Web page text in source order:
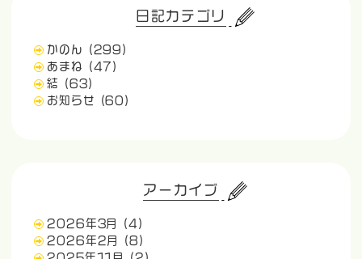
日記カテゴリ
かのん
(299)
あまね
(47)
結
(63)
お知らせ
(60)
アーカイブ
2026年3月
(4)
2026年2月
(8)